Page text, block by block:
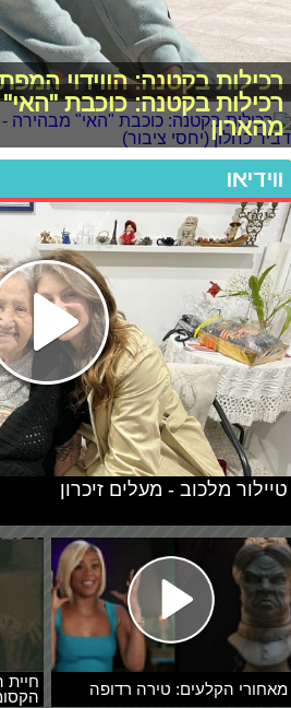
רכילות בקטנה: הווידוי
רכילות בקטנה: כוכבת
מהארון
ווידיאו
מאחורי הקלעים: טירה רדופה
חיית
טיילור מלכוב - מעלים זיכרון